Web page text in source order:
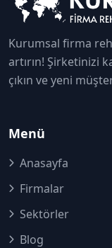
Kurumsal firma
artırın! Şirketinizi
çıkın ve yeni
Menü
Anasayfa
Firmalar
Sektörler
Blog